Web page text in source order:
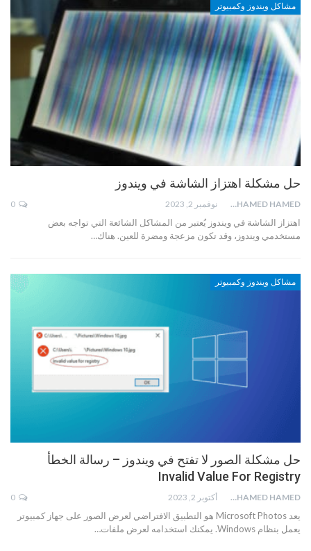
مشاكل ويندوز وكمبيوتر
حل مشكلة اهتزاز الشاشة في ويندوز
MOHAMED HAMED نوفمبر 2, 2023
اهتزاز الشاشة في ويندوز يُعتبر من المشاكل الشائعة التي تواجه بعض
مستخدمي ويندوز، وقد تكون مزعجة ومضرة للعين. هناك…
مشاكل ويندوز وكمبيوتر
حل مشكلة الصور لا تفتح في ويندوز – رسالة الخطأ
Invalid Value For Registry
MOHAMED HAMED أكتوبر 2, 2023
يعد Microsoft Photos هو التطبيق الافتراضي لعرض الصور على جهاز كمبيوتر
يعمل بنظام Windows. يمكنك استخدامه لعرض ملفات…